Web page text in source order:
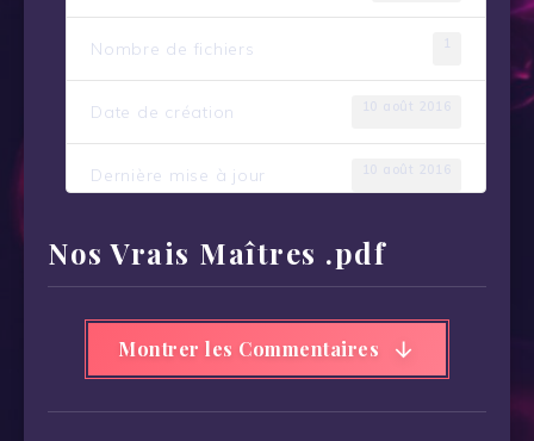
Nombre de fichiers 1
Date de création 10 août 2016
Dernière mise à jour 10 août 2016
Nos Vrais Maîtres .pdf
Montrer les Commentaires